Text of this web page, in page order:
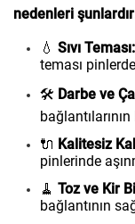
nedenleri
💧 Sıvı Teması:
teması
🛠️ Darbe ve
🔌 Kalitesiz
pinlerinde
🧹 Toz ve Kir
bağlantının